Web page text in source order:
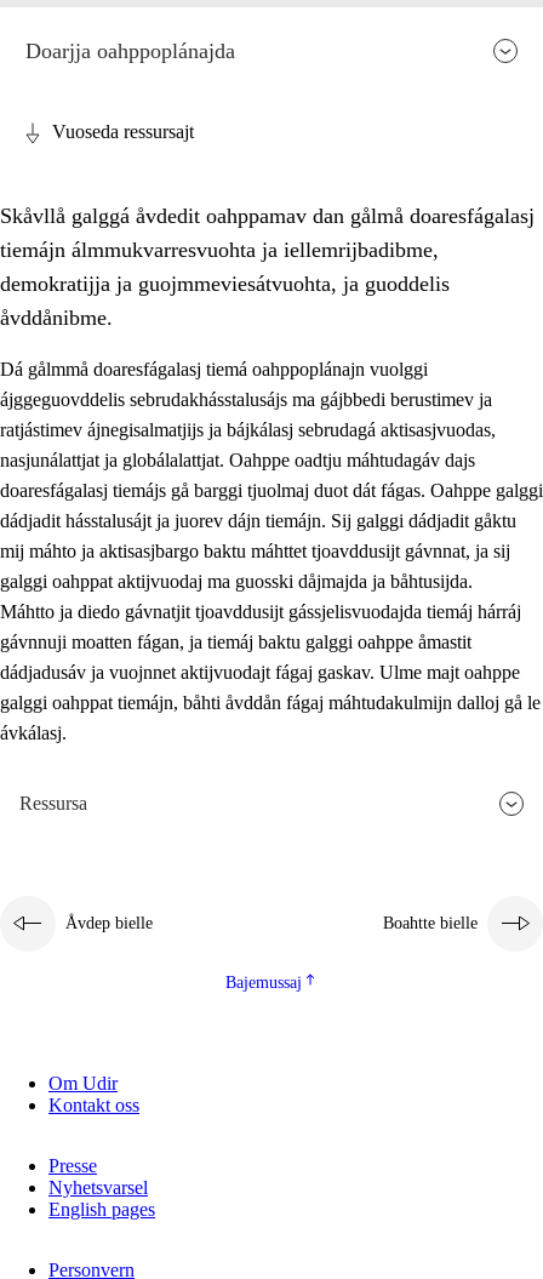
2. Prinsihpa oahppama, åvddånahttema ja ávddama hárráj
Sosiála oahppam ja åvddånibme
2.2 Máhtudahka fágáj hárráj
Vuodulasj tjehpudagá
2.4 Oahppat oahppat
Doaresfágalasj tiemá
2.5 Doaresfágalasj tiemá
Doarjja oahppoplánajda
Vuoseda ressursajt
Skåvllå galggá åvdedit oahppamav dan gålmå doaresfágalasj
tiemájn álmmukvarresvuohta ja iellemrijbadibme,
demokratijja ja guojmmeviesátvuohta, ja guoddelis
åvddånibme.
Dá gålmmå doaresfágalasj tiemá oahppoplánajn vuolggi
ájggeguovddelis sebrudakhásstalusájs ma gájbbedi berustimev ja
ratjástimev ájnegisalmatjijs ja bájkálasj sebrudagá aktisasjvuodas,
nasjunálattjat ja globálalattjat. Oahppe oadtju máhtudagáv dajs
doaresfágalasj tiemájs gå barggi tjuolmaj duot dát fágas. Oahppe galggi
dádjadit hásstalusájt ja juorev dájn tiemájn. Sij galggi dádjadit gåktu
mij máhto ja aktisasjbargo baktu máhttet tjoavddusijt gávnnat, ja sij
galggi oahppat aktijvuodaj ma guosski dåjmajda ja båhtusijda.
Máhtto ja diedo gávnatjit tjoavddusijt gássjelisvuodajda tiemáj hárráj
gávnnuji moatten fágan, ja tiemáj baktu galggi oahppe åmastit
dádjadusáv ja vuojnnet aktijvuodajt fágaj gaskav. Ulme majt oahppe
galggi oahppat tiemájn, båhti åvddån fágaj máhtudakulmijn dalloj gå le
ávkálasj.
Ressursa
Åvdep bielle Boahtte bielle
Bajemussaj
Om Udir
Kontakt oss
Presse
Nyhetsvarsel
English pages
Personvern